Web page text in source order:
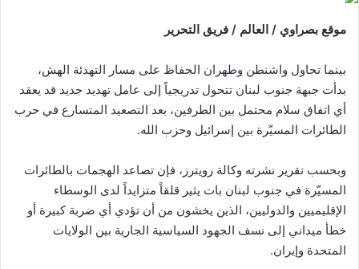
موقع بصراوي / العالم / فريق التحرير
بينما تحاول واشنطن وطهران الحفاظ على مسار التهدئة الهش،
بدأت جبهة جنوب لبنان تتحول تدريجياً إلى عامل تهديد جديد قد يعقد
أي اتفاق سلام محتمل بين الطرفين، بعد التصعيد المتسارع في حرب
الطائرات المسيّرة بين إسرائيل وحزب الله.
وبحسب تقرير نشرته وكالة رويترز، فإن تصاعد الهجمات بالطائرات
المسيّرة في جنوب لبنان بات يثير قلقاً متزايداً لدى الوسطاء
الإقليميين والدوليين، الذين يخشون من أن تؤدي أي ضربة كبيرة أو
خطأ ميداني إلى نسف الجهود السياسية الجارية بين الولايات
المتحدة وإيران.